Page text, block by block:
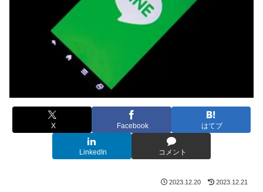
X Facebook はてブ
LinkedIn コメント
2023.12.20 2023.12.21